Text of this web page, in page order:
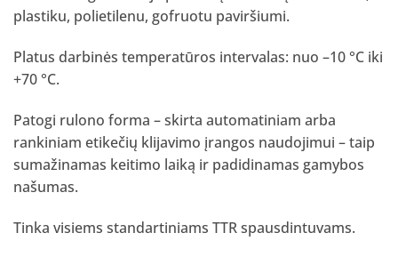
plastiku, polietilenu, gofruotu paviršiumi.
Platus darbinės temperatūros intervalas: nuo –10 °C iki
+70 °C.
Patogi rulono forma – skirta automatiniam arba
rankiniam etikečių klijavimo įrangos naudojimui – taip
sumažinamas keitimo laiką ir padidinamas gamybos
našumas.
Tinka visiems standartiniams TTR spausdintuvams.